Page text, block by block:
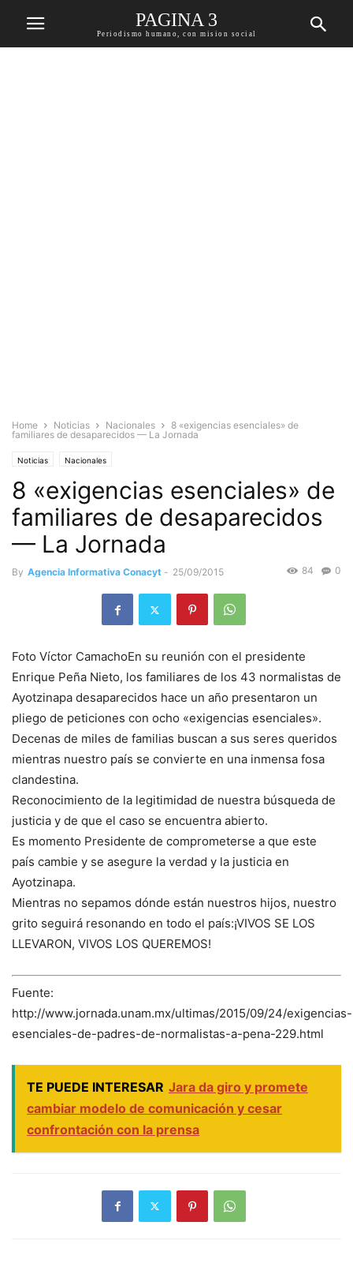
PAGINA 3
Periodismo humano, con mision social
Home Noticias Nacionales
8 «exigencias esenciales» de
familiares de desaparecidos — La Jornada
Noticias Nacionales
8 «exigencias esenciales» de
familiares de desaparecidos
— La Jornada
By Agencia Informativa Conacyt - 25/09/2015 0
84
Foto Víctor CamachoEn su reunión con el presidente
Enrique Peña Nieto, los familiares de los 43 normalistas de
Ayotzinapa desaparecidos hace un año presentaron un
pliego de peticiones con ocho «exigencias esenciales».
Decenas de miles de familias buscan a sus seres queridos
mientras nuestro país se convierte en una inmensa fosa
clandestina.
Reconocimiento de la legitimidad de nuestra búsqueda de
justicia y de que el caso se encuentra abierto.
Es momento Presidente de comprometerse a que este
país cambie y se asegure la verdad y la justicia en
Ayotzinapa.
Mientras no sepamos dónde están nuestros hijos, nuestro
grito seguirá resonando en todo el país:¡VIVOS SE LOS
LLEVARON, VIVOS LOS QUEREMOS!
Fuente:
http://www.jornada.unam.mx/ultimas/2015/09/24/exigencias-
esenciales-de-padres-de-normalistas-a-pena-229.html
TE PUEDE INTERESAR Jara da giro y promete
cambiar modelo de comunicación y cesar
confrontación con la prensa